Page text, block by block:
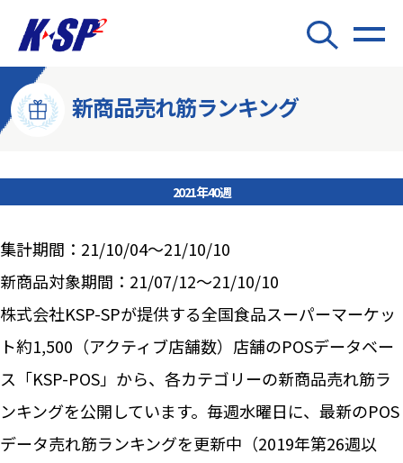
新商品売れ筋ランキング
2021年40週
集計期間：21/10/04～21/10/10
新商品対象期間：21/07/12～21/10/10
株式会社KSP-SPが提供する全国食品スーパーマーケッ
ト約1,500（アクティブ店舗数）店舗のPOSデータベー
ス「KSP-POS」から、各カテゴリーの新商品売れ筋ラ
ンキングを公開しています。毎週水曜日に、最新のPOS
データ売れ筋ランキングを更新中（2019年第26週以